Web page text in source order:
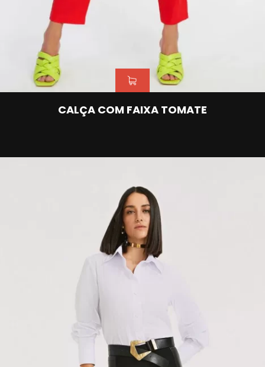
CALÇA COM FAIXA TOMATE